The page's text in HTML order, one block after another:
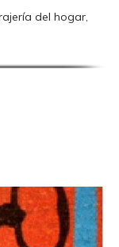
del hogar,
de elegir el
acertar en
que como